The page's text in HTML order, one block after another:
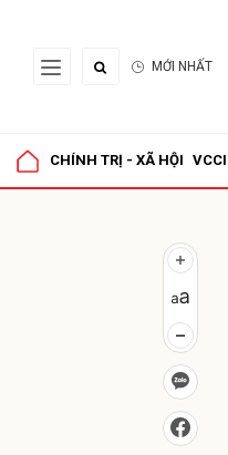
MỚI NHẤT
CHÍNH TRỊ - XÃ HỘI VCCI